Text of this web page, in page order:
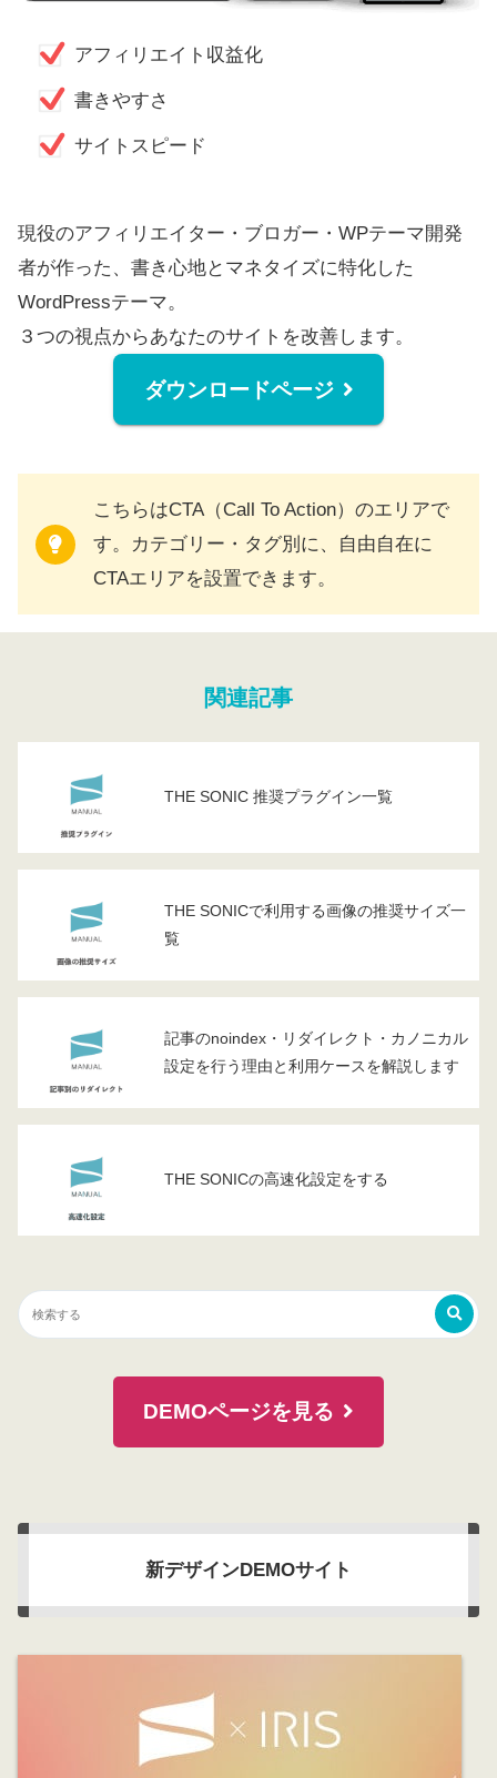
アフィリエイト収益化
書きやすさ
サイトスピード
現役のアフィリエイター・ブロガー・WPテーマ開発
者が作った、書き心地とマネタイズに特化した
WordPressテーマ。
３つの視点からあなたのサイトを改善します。
ダウンロードページ
こちらはCTA（Call To Action）のエリアで
す。カテゴリー・タグ別に、自由自在に
CTAエリアを設置できます。
関連記事
THE SONIC 推奨プラグイン一覧
THE SONICで利用する画像の推奨サイズ一
覧
記事のnoindex・リダイレクト・カノニカル
設定を行う理由と利用ケースを解説します
THE SONICの高速化設定をする
DEMOページを見る
新デザインDEMOサイト